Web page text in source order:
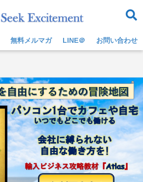
無料メルマガ LINE＠ お問い合わせ